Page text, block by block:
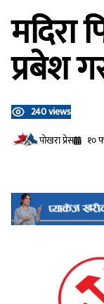
मदिरा
प्रबेश
240 views
प‍ोखरा प्रेस
१०